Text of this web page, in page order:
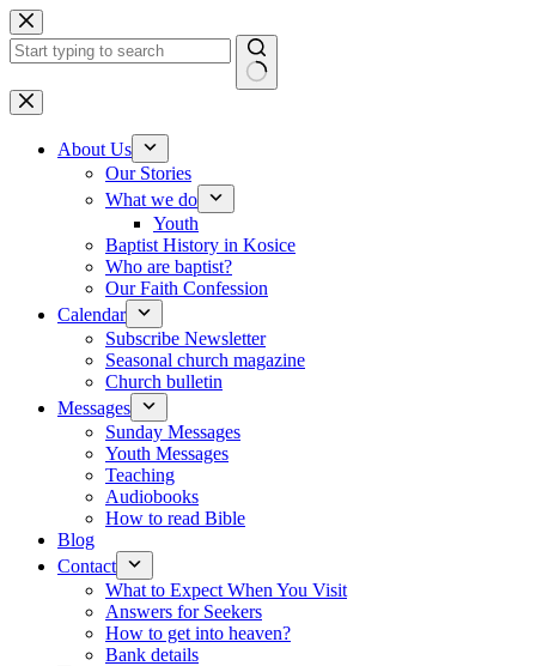
Skip to content
No results
About Us
Our Stories
What we do
Youth
Baptist History in Kosice
Who are baptist?
Our Faith Confession
Calendar
Subscribe Newsletter
Seasonal church magazine
Church bulletin
Messages
Sunday Messages
Youth Messages
Teaching
Audiobooks
How to read Bible
Blog
Contact
What to Expect When You Visit
Answers for Seekers
How to get into heaven?
Bank details